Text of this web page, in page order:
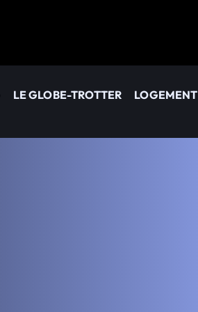
LE GLOBE-TROTTER LOGEMENT